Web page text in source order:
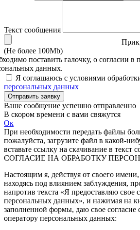
Текст сообщения
(Не более 100Mb)
поставить галочку, о согласии в
данных.
Я соглашаюсь с условиями
персональных данных
Отправить заявку
Ваше сообщение успешно отправленно
В скором времени с вами свяжутся
Ок
При необходимости передать файлы
пожалуйста, загрузите файл в какой-
вставьте ссылку на скачивание в текст
СОГЛАСИЕ НА ОБРАБОТКУ
Настоящим я, действуя от своего
находясь под влиянием заблуждения,
напротив текста «Я предоставляю свое
персональных данных», и нажимая на
заполненной формы, даю свое
оператору персональных данных: